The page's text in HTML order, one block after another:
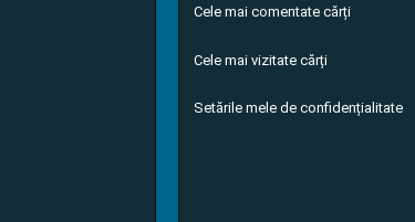
Cele mai comentate cărți
Cele mai vizitate cărți
Setările mele de confidențialitate